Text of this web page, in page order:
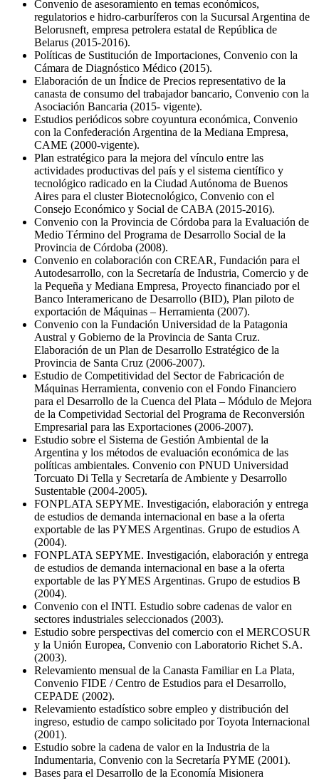
Convenio de asesoramiento en temas económicos,
regulatorios e hidro-carburíferos con la Sucursal Argentina de
Belorusneft, empresa petrolera estatal de República de
Belarus (2015-2016).
Políticas de Sustitución de Importaciones, Convenio con la
Cámara de Diagnóstico Médico (2015).
Elaboración de un Índice de Precios representativo de la
canasta de consumo del trabajador bancario, Convenio con la
Asociación Bancaria (2015- vigente).
Estudios periódicos sobre coyuntura económica, Convenio
con la Confederación Argentina de la Mediana Empresa,
CAME (2000-vigente).
Plan estratégico para la mejora del vínculo entre las
actividades productivas del país y el sistema científico y
tecnológico radicado en la Ciudad Autónoma de Buenos
Aires para el cluster Biotecnológico, Convenio con el
Consejo Económico y Social de CABA (2015-2016).
Convenio con la Provincia de Córdoba para la Evaluación de
Medio Término del Programa de Desarrollo Social de la
Provincia de Córdoba (2008).
Convenio en colaboración con CREAR, Fundación para el
Autodesarrollo, con la Secretaría de Industria, Comercio y de
la Pequeña y Mediana Empresa, Proyecto financiado por el
Banco Interamericano de Desarrollo (BID), Plan piloto de
exportación de Máquinas – Herramienta (2007).
Convenio con la Fundación Universidad de la Patagonia
Austral y Gobierno de la Provincia de Santa Cruz.
Elaboración de un Plan de Desarrollo Estratégico de la
Provincia de Santa Cruz (2006-2007).
Estudio de Competitividad del Sector de Fabricación de
Máquinas Herramienta, convenio con el Fondo Financiero
para el Desarrollo de la Cuenca del Plata – Módulo de Mejora
de la Competividad Sectorial del Programa de Reconversión
Empresarial para las Exportaciones (2006-2007).
Estudio sobre el Sistema de Gestión Ambiental de la
Argentina y los métodos de evaluación económica de las
políticas ambientales. Convenio con PNUD Universidad
Torcuato Di Tella y Secretaría de Ambiente y Desarrollo
Sustentable (2004-2005).
FONPLATA SEPYME. Investigación, elaboración y entrega
de estudios de demanda internacional en base a la oferta
exportable de las PYMES Argentinas. Grupo de estudios A
(2004).
FONPLATA SEPYME. Investigación, elaboración y entrega
de estudios de demanda internacional en base a la oferta
exportable de las PYMES Argentinas. Grupo de estudios B
(2004).
Convenio con el INTI. Estudio sobre cadenas de valor en
sectores industriales seleccionados (2003).
Estudio sobre perspectivas del comercio con el MERCOSUR
y la Unión Europea, Convenio con Laboratorio Richet S.A.
(2003).
Relevamiento mensual de la Canasta Familiar en La Plata,
Convenio FIDE / Centro de Estudios para el Desarrollo,
CEPADE (2002).
Relevamiento estadístico sobre empleo y distribución del
ingreso, estudio de campo solicitado por Toyota Internacional
(2001).
Estudio sobre la cadena de valor en la Industria de la
Indumentaria, Convenio con la Secretaría PYME (2001).
Bases para el Desarrollo de la Economía Misionera